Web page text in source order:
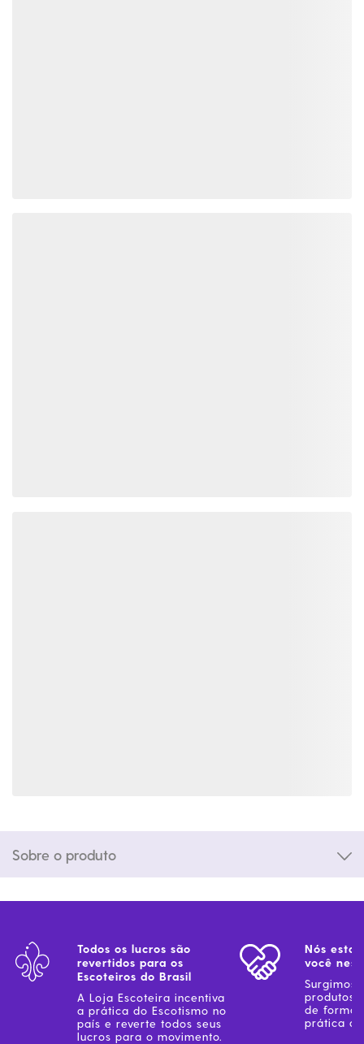
Sobre o produto
Todos os lucros são
revertidos para os
Escoteiros do Brasil
A Loja Escoteira incentiva
a prática do Escotismo no
país e reverte todos seus
lucros para o movimento.
Nós
você
Surgimos
produtos
de forma
prática